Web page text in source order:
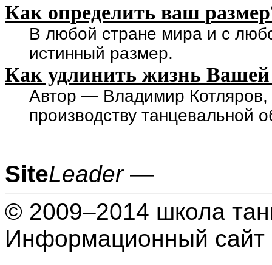
Как определить ваш
В любой стране мира и с
истинный размер.
Как удлинить жизнь Вашей
Автор — Владимир Котляров,
производству танцевальной
SiteLeader—
© 2009–2014 школа
Информационный сайт